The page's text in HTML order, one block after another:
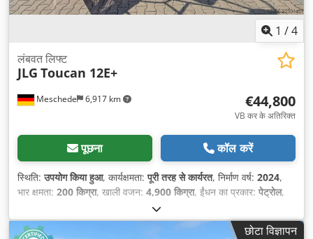
1 /4
Meschede 6,917 km
लंबवत लिफ्ट
JLG Toucan 12E+
€44,800
VB कर के अतिरिक्त
पूछना कॉल करें
स्थिति:उपयोग किया हुआ, कार्यक्षमता:पूरी तरह से कार्यरत, निर्माण वर्ष: 2024,
भार क्षमता: 200 किग्रा, खाली वजन: 4,900 किग्रा, ईंधन का प्रकार: पेट्रोल,
, ड्राइव प्रकार:Benzin
निर्माण चौड़ाई:1,990 मिमी, कार्य ऊँचाई:12,000 मिमी,
छोटा विज्ञापन